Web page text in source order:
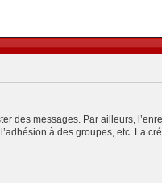
des messages. Par ailleurs,
à des groupes, etc. La